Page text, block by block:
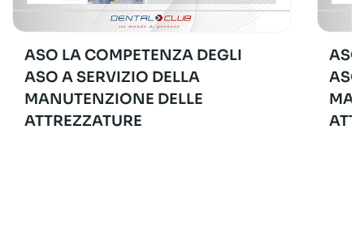
ASO LA COMPETENZA DEGLI
ASO A SERVIZIO DELLA
MANUTENZIONE DELLE
ATTREZZATURE